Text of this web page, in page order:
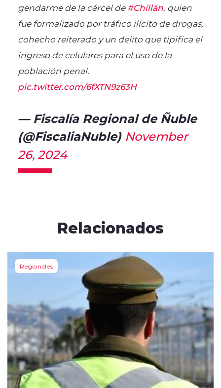
gendarme de la cárcel de#Chillán, quien
fue formalizado por tráfico ilícito de drogas,
cohecho reiterado y un delito que tipifica el
ingreso de celulares para el uso de la
población penal.
pic.twitter.com/6fXTN9z63H
— Fiscalía Regional de Ñuble
(@FiscaliaNuble) November
26, 2024
Relacionados
Regionales